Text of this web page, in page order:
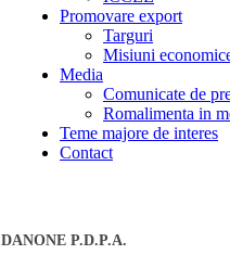
Promovare export
Targuri
Misiuni
Media
Comunicate de
Romalimenta in
Teme majore de interes
Contact
DANONE P.D.P.A.